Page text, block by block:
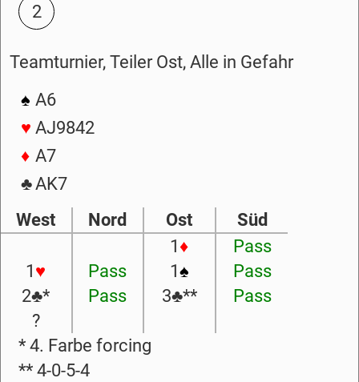
2
Teamturnier, Teiler Ost, Alle in Gefahr
♠ A6
♥ AJ9842
♦ A7
♣AK7
West
Nord Ost
Süd
1♦
Pass
1♥ Pass 1♠
Pass
2♣* Pass 3♣**
Pass
?
* 4. Farbe forcing
** 4-0-5-4